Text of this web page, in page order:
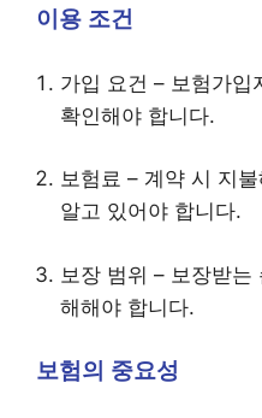
이용 조건
가입 요건 – 보험가입
확인해야 합니다.
보험료 – 계약 시 지
알고 있어야 합니다.
보장 범위 – 보장받
해해야 합니다.
보험의 중요성